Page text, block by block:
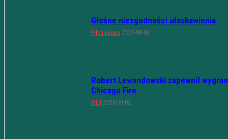
Głośne niezgodności ułaskawienia
Piłka Nożna 2026-08-04
Robert Lewandowski zapewnił
Chicago Fire
MLS 2026-08-02